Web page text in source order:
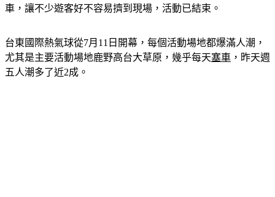
車，讓不少遊客好不容易擠到現場，活動已結束。
台東國際熱氣球從7月11日開幕，每個活動場地都爆滿人潮，
尤其是主要活動場地鹿野高台大草原，幾乎每天塞車 ，昨天週
五人潮多了近2成。